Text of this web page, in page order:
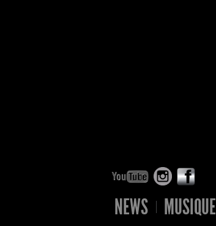
NEWS MUSIQUE